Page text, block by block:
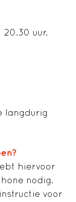
20.30 uur.
langdurig
hiervoor
nodig.
voor